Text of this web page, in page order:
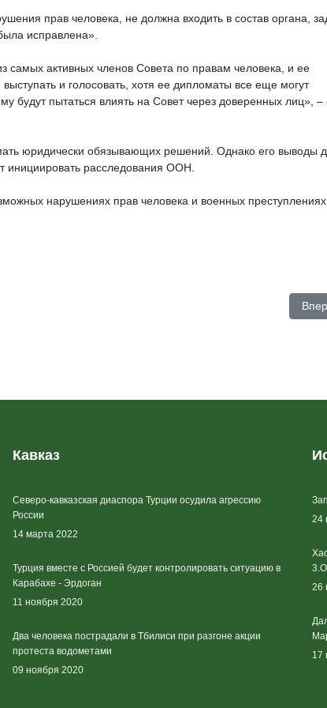
прав человека, не должна входить в состав органа,
исправлена».
активных членов Совета по правам человека, и ее
и голосовать, хотя ее дипломаты все еще могут
будут пытаться влиять на Совет через доверенных лиц», –
юридически обязывающих решений. Однако его выводы
инициировать расследования ООН.
нарушениях прав человека и военных преступлениях
того, что он сделал в Чечне"
Кавказ
Северо-кавказская диаспора Турции осудила агрессию
России
14 марта 2022
Турция вместе с Россией будет контролировать ситуацию в
Карабахе - Эрдоган
11 ноября 2020
Два человека пострадали в Тбилиси при разгоне акции
протеста водометами
09 ноября 2020
24
26
17